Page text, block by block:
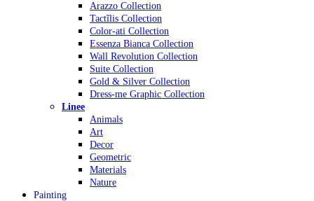
Arazzo Collection
Tactĩlis Collection
Color-ati Collection
Essenza Bianca Collection
Wall Revolution Collection
Suite Collection
Gold & Silver Collection
Dress-me Graphic Collection
Linee
Animals
Art
Decor
Geometric
Materials
Nature
Painting